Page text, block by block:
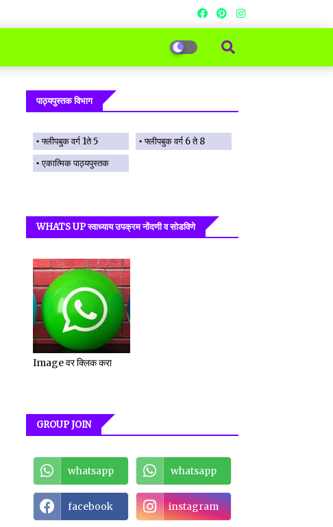
पाठ्यपुस्तक विभाग
फ्लीपबुक वर्ग 1ते 5
फ्लीपबुक वर्ग 6 ते 8
एकात्मिक पाठ्यपुस्तक
WHATS UP स्वाध्याय उपक्रम नोंदणी व सोडविणे
Image वर क्लिक करा
GROUP JOIN
whatsapp whatsapp
facebook instagram